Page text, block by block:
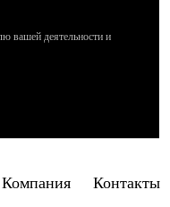
вашей деятельностии
Компания Контакты